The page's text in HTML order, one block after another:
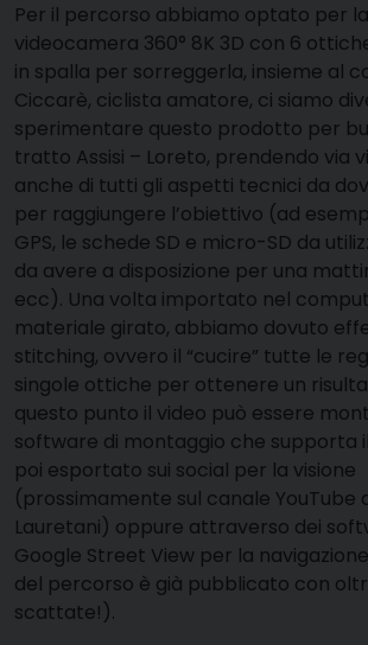
Per il percorso abbiamo optato per
videocamera 360° 8K 3D con 6
in spalla per sorreggerla, insieme al
Ciccarè, ciclista amatore, ci siamo
sperimentare questo prodotto per
tratto Assisi – Loreto, prendendo via
anche di tutti gli aspetti tecnici da
per raggiungere l’obiettivo (ad
GPS, le schede SD e micro-SD da
da avere a disposizione per una
ecc). Una volta importato nel
materiale girato, abbiamo dovuto
stitching, ovvero il “cucire” tutte le
singole ottiche per ottenere un
questo punto il video può essere
software di montaggio che supporta
poi esportato sui social per la visione
(prossimamente sul canale YouTube
Lauretani) oppure attraverso dei
Google Street View per la
del percorso è già pubblicato con
scattate!).